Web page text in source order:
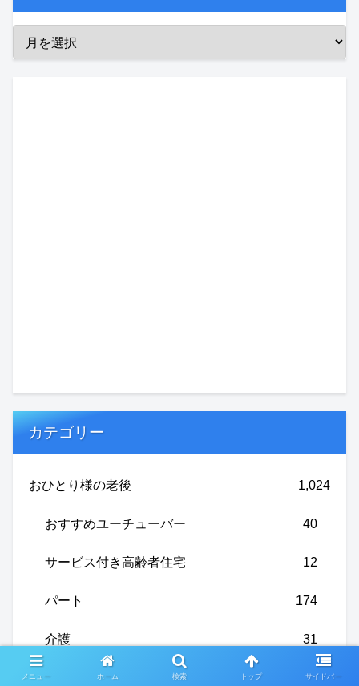
カテゴリー
おひとり様の老後 1,024
おすすめユーチューバー 40
サービス付き高齢者住宅 12
パート 174
介護 31
年金 26
メニュー ホーム 検索 トップ サイドバー